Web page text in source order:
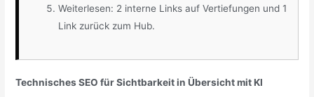
Weiterlesen: 2 interne Links auf Vertiefungen und 1
Link zurück zum Hub.
Technisches SEO für Sichtbarkeit in Übersicht mit KI